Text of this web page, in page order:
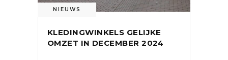
NIEUWS
KLEDINGWINKELS GELIJKE
OMZET IN DECEMBER 2024